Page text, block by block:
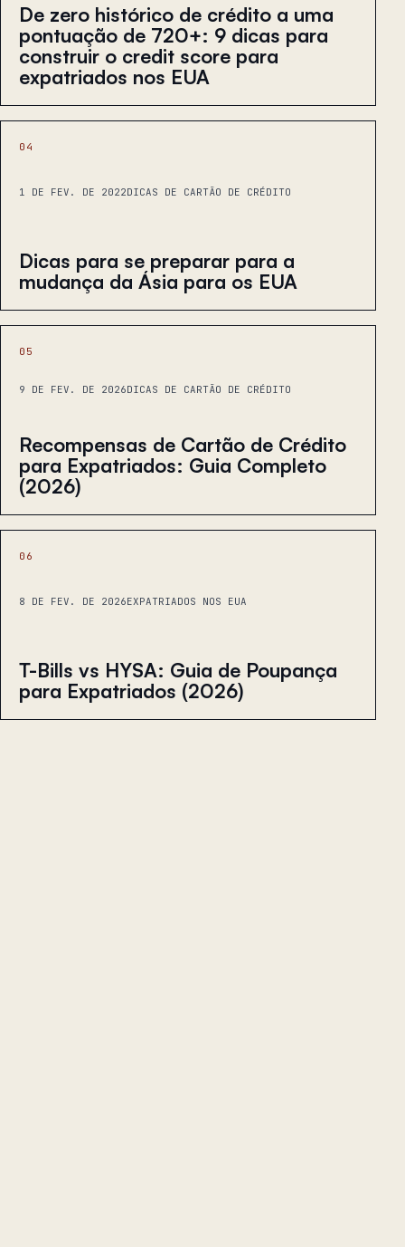
De zero histórico de crédito a uma
pontuação de 720+: 9 dicas para
construir o credit score para
expatriados nos EUA
04
1 DE FEV. DE 2022DICAS DE CARTÃO DE CRÉDITO
Dicas para se preparar para a
mudança da Ásia para os EUA
05
9 DE FEV. DE 2026DICAS DE CARTÃO DE CRÉDITO
Recompensas de Cartão de Crédito
para Expatriados: Guia Completo
(2026)
06
8 DE FEV. DE 2026EXPATRIADOS NOS EUA
T-Bills vs HYSA: Guia de Poupança
para Expatriados (2026)